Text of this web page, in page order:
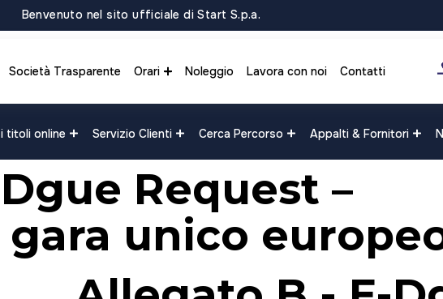
Benvenuto nel sito ufficiale di Start S.p.a.
Società Trasparente Orari Noleggio Lavora con noi Contatti
titoli online Servizio Clienti Cerca Percorso Appalti & Fornitori
Request –
unico